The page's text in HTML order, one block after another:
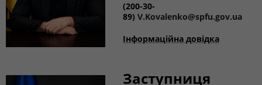
(200-30-
89) V.Kovalenko@spfu.gov.ua
Інформаційна довідка
Заступниця